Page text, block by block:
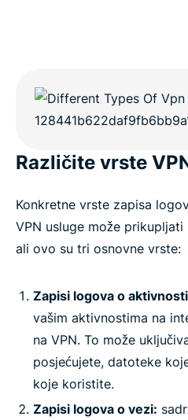
Različite vrste
Konkretne vrste zapisa
VPN usluge može
ali ovo su tri osnovne vrste:
Zapisi logova o
vašim aktivnostima na
na VPN. To može
posjećujete, datoteke
koje koristite.
Zapisi logova o vezi: